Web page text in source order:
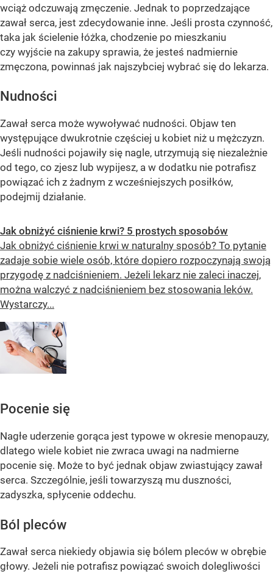
wciąż odczuwają zmęczenie. Jednak to poprzedzające
zawał serca, jest zdecydowanie inne. Jeśli prosta czynność,
taka jak ścielenie łóżka, chodzenie po mieszkaniu
czy wyjście na zakupy sprawia, że ​​jesteś nadmiernie
zmęczona, powinnaś jak najszybciej wybrać się do lekarza.
Nudności
Zawał serca może wywoływać nudności. Objaw ten
występujące dwukrotnie częściej u kobiet niż u mężczyzn.
Jeśli nudności pojawiły się nagle, utrzymują się niezależnie
od tego, co zjesz lub wypijesz, a w dodatku nie potrafisz
powiązać ich z żadnym z wcześniejszych posiłków,
podejmij działanie.
Jak obniżyć ciśnienie krwi? 5 prostych sposobów
Jak obniżyć ciśnienie krwi w naturalny sposób? To pytanie
zadaje sobie wiele osób, które dopiero rozpoczynają swoją
przygodę z nadciśnieniem. Jeżeli lekarz nie zaleci inaczej,
można walczyć z nadciśnieniem bez stosowania leków.
Wystarczy...
Pocenie się
Nagłe uderzenie gorąca jest typowe w okresie menopauzy,
dlatego wiele kobiet nie zwraca uwagi na nadmierne
pocenie się. Może to być jednak objaw zwiastujący zawał
serca. Szczególnie, jeśli towarzyszą mu duszności,
zadyszka, spłycenie oddechu.
Ból pleców
Zawał serca niekiedy objawia się bólem pleców w obrębie
głowy. Jeżeli nie potrafisz powiązać swoich dolegliwości